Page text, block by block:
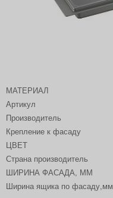
МАТЕРИАЛ
Артикул
Производитель
Крепление к фасаду
ЦВЕТ
Страна производитель
ШИРИНА ФАСАДА, ММ
Ширина ящика по фасаду,мм